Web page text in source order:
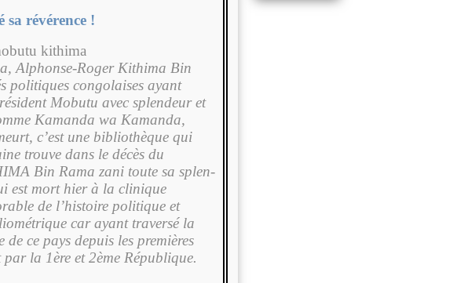
révérence !
Alphonse-Roger Kithima Bin
politiques congolaises ayant
Mobutu avec splendeur et
Kamanda wa Kamanda,
c’est une bibliothèque qui
trouve dans le décès du
Bin Rama zani toute sa splen­
est mort hier à la clinique
de l’histoire politique et
car ayant tra­versé la
ce pays depuis les premières
par la 1ère et 2ème République.